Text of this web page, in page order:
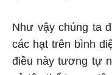
Như vậy chúng ta
các hạt trên bình
điều này tương tự